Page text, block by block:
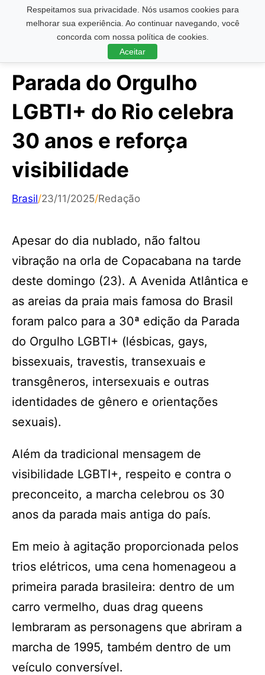
Respeitamos sua privacidade. Nós usamos cookies para
melhorar sua experiência. Ao continuar navegando, você
concorda com nossa política de cookies.
Aceitar
Pesquisar ...
Parada do Orgulho
LGBTI+ do Rio celebra
30 anos e reforça
visibilidade
Brasil/23/11/2025/Redação
Apesar do dia nublado, não faltou
vibração na orla de Copacabana na tarde
deste domingo (23). A Avenida Atlântica e
as areias da praia mais famosa do Brasil
foram palco para a 30ª edição da Parada
do Orgulho LGBTI+ (lésbicas, gays,
bissexuais, travestis, transexuais e
transgêneros, intersexuais e outras
identidades de gênero e orientações
sexuais).
Além da tradicional mensagem de
visibilidade LGBTI+, respeito e contra o
preconceito, a marcha celebrou os 30
anos da parada mais antiga do país.
Em meio à agitação proporcionada pelos
trios elétricos, uma cena homenageou a
primeira parada brasileira: dentro de um
carro vermelho, duas drag queens
lembraram as personagens que abriram a
marcha de 1995, também dentro de um
veículo conversível.